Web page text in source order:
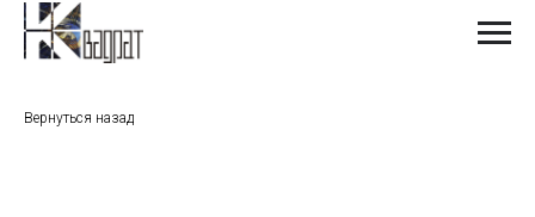
Вернуться назад